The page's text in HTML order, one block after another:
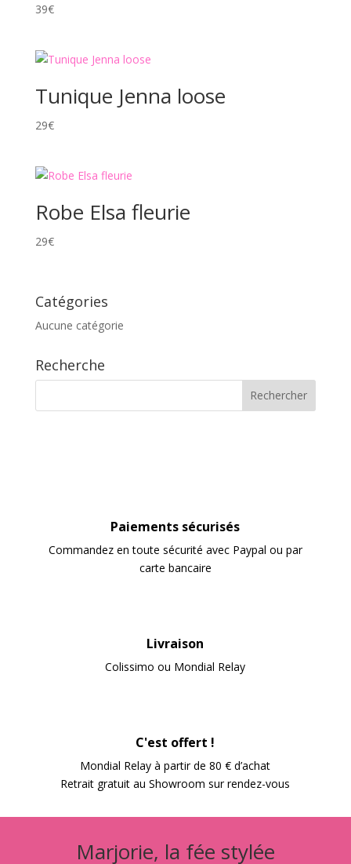
39€
Tunique Jenna loose
29€
Robe Elsa fleurie
29€
Catégories
Aucune catégorie
Recherche
Paiements sécurisés
Commandez en toute sécurité avec Paypal ou par
carte bancaire
Livraison
Colissimo ou Mondial Relay
C'est offert !
Mondial Relay à partir de 80 € d’achat
Retrait gratuit au Showroom sur rendez-vous
Marjorie, la fée stylée